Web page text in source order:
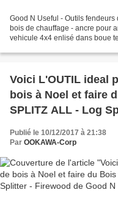
Good N Useful - Outils
bois de chauffage - ancre pour
vehicule 4x4 enlisé dans boue
Voici L'OUTIL ideal
bois à Noel et faire
SPLITZ ALL - Log
Publié le 10/12/2017 à 21:38
Par OOKAWA-Corp